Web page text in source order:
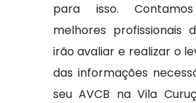
para isso.
melhores profissionais
irão avaliar e realizar o
das informações
seu AVCB na Vila